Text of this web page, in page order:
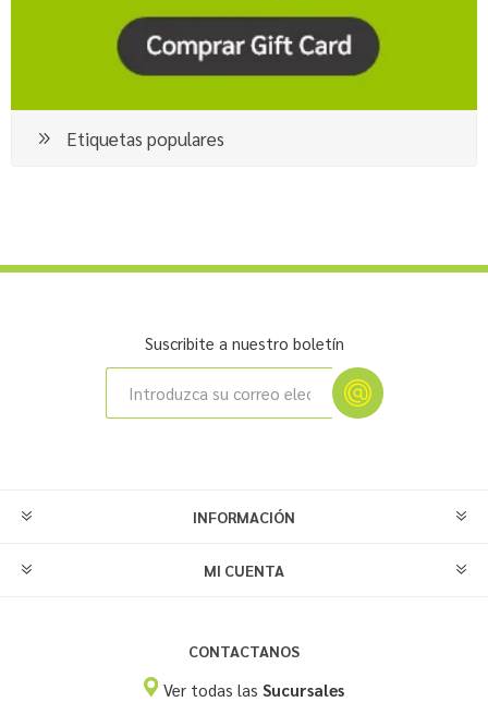
Etiquetas populares
Suscribite a nuestro boletín
INFORMACIÓN
MI CUENTA
CONTACTANOS
Ver todas lasSucursales